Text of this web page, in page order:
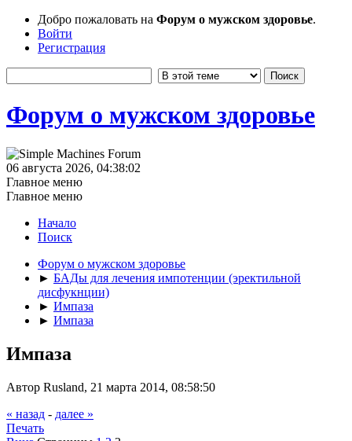
Добро пожаловать на Форум о мужском здоровье.
Войти
Регистрация
Форум о мужском здоровье
06 августа 2026, 04:38:02
Главное меню
Главное меню
Начало
Поиск
Форум о мужском здоровье
► БАДы для лечения импотенции (эректильной
дисфукнции)
► Импаза
► Импаза
Импаза
Автор Rusland, 21 марта 2014, 08:58:50
« назад - далее »
Печать